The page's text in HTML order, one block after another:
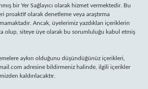
bir Yer Sağlayıcı olarak hizmet vermektedir. Bu
proaktif olarak denetleme veya araştırma
Ancak, üyelerimiz yazdıkları içeriklerin
olup, siteye üye olarak bu sorumluluğu kabul etmiş
aykırı olduğunu düşündüğünüz içerikleri,
adresine bildirmeniz halinde, ilgili içerikler
kaldırılacaktır.